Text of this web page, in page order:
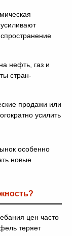
нефть, газ и
стран-
продажи или
усилить
особенно
новые
цен часто
теряет